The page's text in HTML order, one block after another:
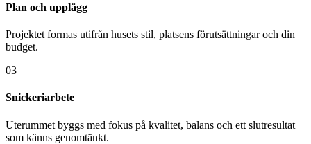
Plan och upplägg
Projektet formas utifrån husets stil, platsens förutsättningar och din
budget.
03
Snickeriarbete
Uterummet byggs med fokus på kvalitet, balans och ett slutresultat
som känns genomtänkt.